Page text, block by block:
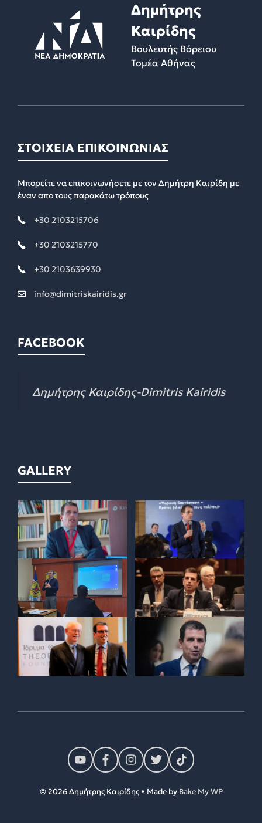
Δημήτρης
Καιρίδης
Βουλευτής Βόρειου
Τομέα Αθήνας
ΣΤΟΙΧΕΙΑ ΕΠΙΚΟΙΝΩΝΙΑΣ
Μπορείτε να επικοινωνήσετε με τον Δημήτρη Καιρίδη με
έναν απο τους παρακάτω τρόπους
+30 2103215706
+30 2103215770
+30 2103639930
info@dimitriskairidis.gr
FACEBOOK
Δημήτρης Καιρίδης-Dimitris Kairidis
GALLERY
© 2026 Δημήτρης Καιρίδης • Made by Bake My WP